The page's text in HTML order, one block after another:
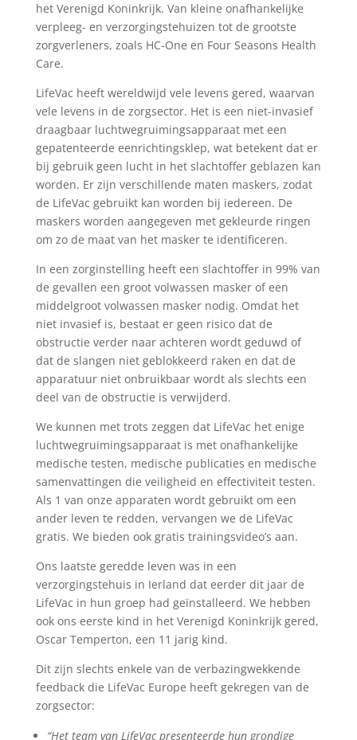
het Verenigd Koninkrijk. Van kleine onafhankelijke
verpleeg- en verzorgingstehuizen tot de grootste
zorgverleners, zoals HC-One en Four Seasons Health
Care.
LifeVac heeft wereldwijd vele levens gered, waarvan
vele levens in de zorgsector. Het is een niet-invasief
draagbaar luchtwegruimingsapparaat met een
gepatenteerde eenrichtingsklep, wat betekent dat er
bij gebruik geen lucht in het slachtoffer geblazen kan
worden. Er zijn verschillende maten maskers, zodat
de LifeVac gebruikt kan worden bij iedereen. De
maskers worden aangegeven met gekleurde ringen
om zo de maat van het masker te identificeren.
In een zorginstelling heeft een slachtoffer in 99% van
de gevallen een groot volwassen masker of een
middelgroot volwassen masker nodig. Omdat het
niet invasief is, bestaat er geen risico dat de
obstructie verder naar achteren wordt geduwd of
dat de slangen niet geblokkeerd raken en dat de
apparatuur niet onbruikbaar wordt als slechts een
deel van de obstructie is verwijderd.
We kunnen met trots zeggen dat LifeVac het enige
luchtwegruimingsapparaat is met onafhankelijke
medische testen, medische publicaties en medische
samenvattingen die veiligheid en effectiviteit testen.
Als 1 van onze apparaten wordt gebruikt om een
ander leven te redden, vervangen we de LifeVac
gratis. We bieden ook gratis trainingsvideo’s aan.
Ons laatste geredde leven was in een
verzorgingstehuis in Ierland dat eerder dit jaar de
LifeVac in hun groep had geïnstalleerd. We hebben
ook ons eerste kind in het Verenigd Koninkrijk gered,
Oscar Temperton, een 11 jarig kind.
Dit zijn slechts enkele van de verbazingwekkende
feedback die LifeVac Europe heeft gekregen van de
zorgsector:
“Het team van LifeVac presenteerde hun grondige